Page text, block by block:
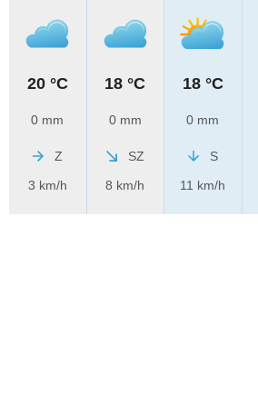
20 °C
0 mm
Z
3 km/h
18 °C
0 mm
SZ
8 km/h
18 °C
0 mm
S
11 km/h